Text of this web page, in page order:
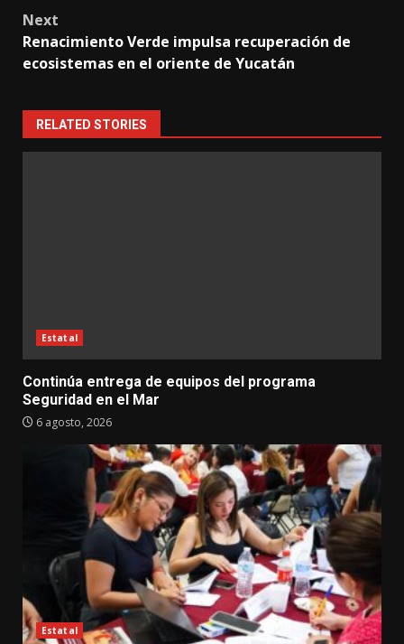
Next
Renacimiento Verde impulsa recuperación de
ecosistemas en el oriente de Yucatán
RELATED STORIES
Estatal
Continúa entrega de equipos del programa
Seguridad en el Mar
6 agosto, 2026
Estatal